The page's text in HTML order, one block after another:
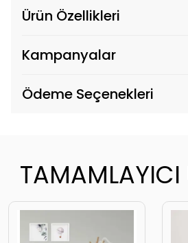
Ürün Özellikleri
Kampanyalar
Ödeme Seçenekleri
TAMAMLAYICI